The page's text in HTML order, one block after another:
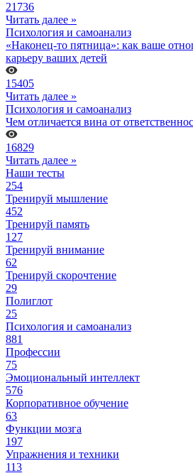
21736
Читать далее »
Психология и самоанализ
«Наконец-то пятница»: как ваше
карьеру ваших детей
15405
Читать далее »
Психология и самоанализ
Чем отличается вина от
16829
Читать далее »
Наши тесты
254
Тренируй мышление
452
Тренируй память
127
Тренируй внимание
62
Тренируй скорочтение
29
Полиглот
25
Психология и самоанализ
881
Профессии
75
Эмоциональный интеллект
576
Корпоративное обучение
63
Функции мозга
197
Упражнения и техники
113